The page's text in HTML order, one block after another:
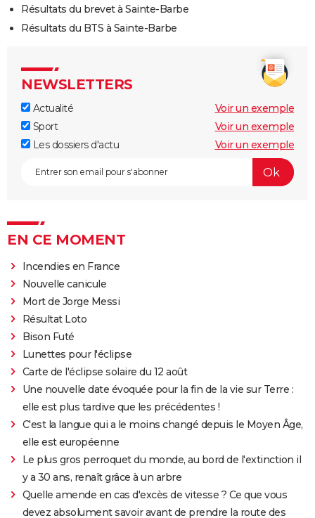
Résultats du brevet à Sainte-Barbe
Résultats du BTS à Sainte-Barbe
NEWSLETTERS
Actualité
Voir un exemple
Sport
Voir un exemple
Les dossiers d'actu
Voir un exemple
EN CE MOMENT
Incendies en France
Nouvelle canicule
Mort de Jorge Messi
Résultat Loto
Bison Futé
Lunettes pour l'éclipse
Carte de l'éclipse solaire du 12 août
Une nouvelle date évoquée pour la fin de la vie sur Terre :
elle est plus tardive que les précédentes !
C'est la langue qui a le moins changé depuis le Moyen Âge,
elle est européenne
Le plus gros perroquet du monde, au bord de l'extinction il
y a 30 ans, renaît grâce à un arbre
Quelle amende en cas d'excès de vitesse ? Ce que vous
devez absolument savoir avant de prendre la route des